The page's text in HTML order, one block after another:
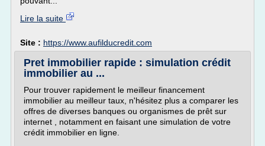
Lire la suite
Site : https://www.aufilducredit.com
Pret immobilier rapide : simulation crédit
immobilier au ...
Pour trouver rapidement le meilleur financement
immobilier au meilleur taux, n'hésitez plus a comparer les
offres de diverses banques ou organismes de prêt sur
internet , notamment en faisant une simulation de votre
crédit immobilier en ligne.